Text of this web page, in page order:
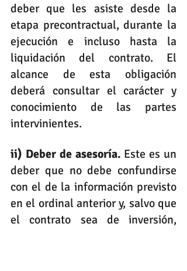
deber que les asiste desde la
etapa precontractual, durante la
ejecución e incluso hasta la
liquidación del contrato. El
alcance de esta obligación
deberá consultar el carácter y
conocimiento de las partes
intervinientes.
ii) Deber de asesoría. Este es un
deber que no debe confundirse
con el de la información previsto
en el ordinal anterior y, salvo que
el contrato sea de inversión,